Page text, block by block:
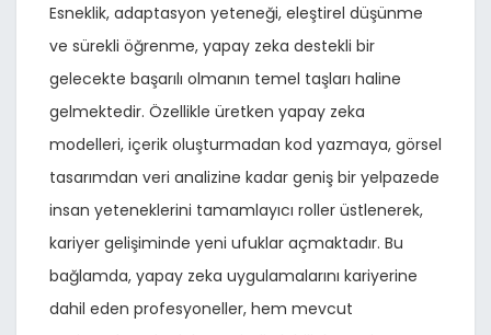
Esneklik, adaptasyon yeteneği, eleştirel düşünme
ve sürekli öğrenme, yapay zeka destekli bir
gelecekte başarılı olmanın temel taşları haline
gelmektedir. Özellikle üretken yapay zeka
modelleri, içerik oluşturmadan kod yazmaya, görsel
tasarımdan veri analizine kadar geniş bir yelpazede
insan yeteneklerini tamamlayıcı roller üstlenerek,
kariyer gelişiminde yeni ufuklar açmaktadır. Bu
bağlamda, yapay zeka uygulamalarını kariyerine
dahil eden profesyoneller, hem mevcut